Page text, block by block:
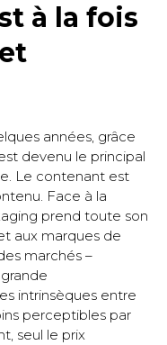
à la fois
années, grâce
devenu le principal
Le contenant est
Face à la
prend toute son
aux marques de
marchés –
intrinsèques entre
perceptibles par
seul le prix